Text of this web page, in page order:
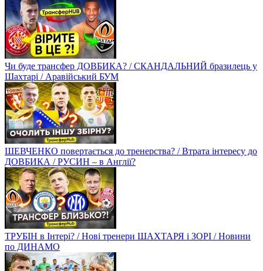
Чи буде трансфер ДОВБИКА? / СКАНДАЛЬНИЙ бразилець у
Шахтарі / Аравійський БУМ
ШЕВЧЕНКО повертається до тренерства? / Втрата інтересу до
ДОВБИКА / РУСИН – в Англії?
ТРУБІН в Інтері? / Нові тренери ШАХТАРЯ і ЗОРІ / Новини
по ДИНАМО